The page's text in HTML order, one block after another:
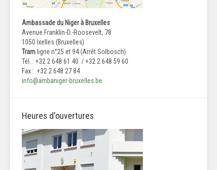
Ambassade du Niger à Bruxelles
Avenue Franklin-D.-Roosevelt, 78
1050 Ixelles (Bruxelles)
Tram ligne n°25 et 94 (Arrêt Solbosch)
Tél. : +32 2 648 61 40 / +32 2 648 59 60
Fax : +32 2 648 27 84
info@ambaniger-bruxelles.be
Heures d'ouvertures